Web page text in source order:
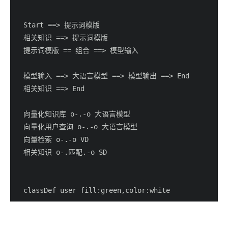
  Start ==> 提示词模版
  相关知识 ==> 提示词模版
  提示词模版 == 组合 ==> 模型输入
  模型输入 ==> 大语言模型 ==> 模型输出 ==> End
  相关知识 ==> End
  向量化知识库 o-.-o 大语言模型
  向量化用户查询 o-.-o 大语言模型
  向量检索 o-.-o VD
  相关知识 o-.匹配.-o SD
  classDef user fill:green,color:white